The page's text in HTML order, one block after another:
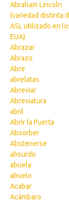
Abraham Lincoln
(variedad distinta
ASL utilizado en
EUA)
Abrazar
Abrazo
Abre
abrelatas
Abreviar
Abreviatura
abril
Abrir la Puerta
Absorber
Abstenerse
absurdo
abuela
abuelo
Acabar
Acámbaro